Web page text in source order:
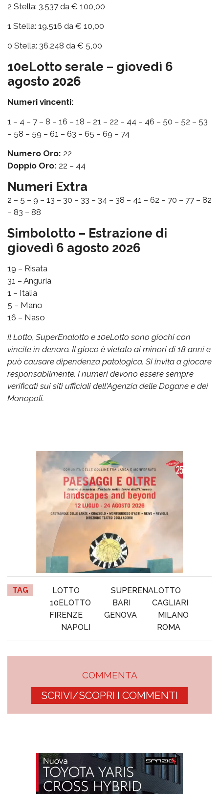
2 Stella: 3.537 da € 100,00
1 Stella: 19.516 da € 10,00
0 Stella: 36.248 da € 5,00
10eLotto serale – giovedì 6
agosto 2026
Numeri vincenti:
1 – 4 – 7 – 8 – 16 – 18 – 21 – 22 – 44 – 46 – 50 – 52 – 53
– 58 – 59 – 61 – 63 – 65 – 69 – 74
Numero Oro: 22
Doppio Oro: 22 – 44
Numeri Extra
2 – 5 – 9 – 13 – 30 – 33 – 34 – 38 – 41 – 62 – 70 – 77 – 82
– 83 – 88
Simbolotto – Estrazione di
giovedì 6 agosto 2026
19 – Risata
31 – Anguria
1 – Italia
5 – Mano
16 – Naso
Il Lotto, SuperEnalotto e 10eLotto sono giochi con
vincite in denaro. Il gioco è vietato ai minori di 18 anni e
può causare dipendenza patologica. Si invita a giocare
responsabilmente. I numeri devono essere sempre
verificati sui siti ufficiali dell'Agenzia delle Dogane e dei
Monopoli.
TAG LOTTO
SUPERENALOTTO
10ELOTTO
BARI
CAGLIARI
FIRENZE
GENOVA
MILANO
NAPOLI
ROMA
COMMENTA
SCRIVI/SCOPRI I COMMENTI